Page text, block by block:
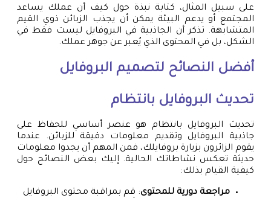
على سبيل المثال، كتابة نبذة حول كيف أن عملك يساعد
المجتمع أو يدعم البيئة يمكن أن يجذب الزبائن ذوي القيم
المتشابهة. تذكر أن الجاذبية في البروفايل ليست فقط في
الشكل، بل في المحتوى الذي يُعبر عن جوهر عملك.
أفضل النصائح لتصميم البروفايل
تحديث البروفايل بانتظام
تحديث البروفايل بانتظام هو عنصر أساسي للحفاظ على
جاذبية البروفايل وتقديم معلومات دقيقة للزبائن. عندما
يقوم الزائرون بزيارة بروفايلك، فمن المهم أن يجدوا معلومات
حديثة تعكس نشاطاتك الحالية. إليك بعض النصائح حول
كيفية القيام بذلك:
مراجعة دورية للمحتوى: قم بمراقبة محتوى البروفايل